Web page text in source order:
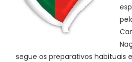
segue os preparativos habituais